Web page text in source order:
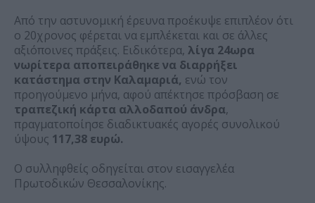
Από την αστυνομική έρευνα προέκυψε επιπλέον ότι
ο 20χρονος φέρεται να εμπλέκεται και σε άλλες
αξιόποινες πράξεις. Ειδικότερα, λίγα 24ωρα
νωρίτερα αποπειράθηκε να διαρρήξει
κατάστημα στην Καλαμαριά, ενώ τον
προηγούμενο μήνα, αφού απέκτησε πρόσβαση σε
τραπεζική κάρτα αλλοδαπού άνδρα,
πραγματοποίησε διαδικτυακές αγορές συνολικού
ύψους 117,38 ευρώ.
Ο συλληφθείς οδηγείται στον εισαγγελέα
Πρωτοδικών Θεσσαλονίκης.